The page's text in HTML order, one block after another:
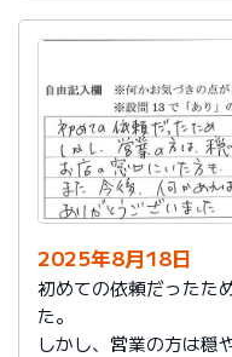
2025年8月18日
初めての依頼だったた
た。
しかし、営業の方は穏